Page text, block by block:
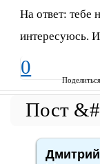
На ответ: тебе
интересуюсь.
0